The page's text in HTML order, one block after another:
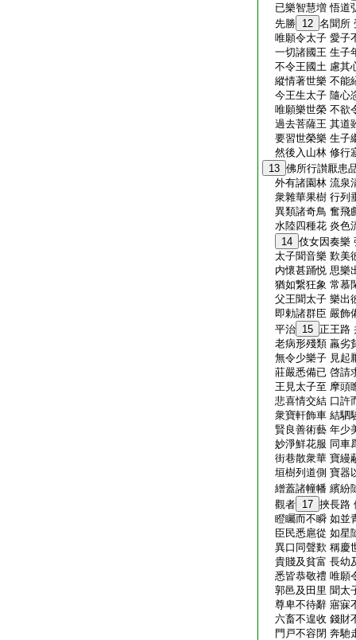
已樂智慧増 悟道
先勝 12 名聞所
唯願令太子 愛子
一切諸國王 生子
不令王國土 慮其
縱情著世樂 不能
今王生太子 隨心
唯願樂世榮 不欲
過去菩薩王 其道
要習世榮樂 生子
然後入山林 修行
13 佛所行讃厭患
外有諸園林 流泉
衆雜華果樹 行列
異類諸奇鳥 奮飛
水陸四種花 炎色
14 伎女因奏樂
太子聞音樂 歎美
内懷甚踊悦 思樂
猶如繋狂象 常慕
父王聞太子 樂出
即勅諸群臣 嚴飾
平治 15 正王路
老病形殘類 羸劣
無令少樂子 見起
莊嚴悉備已 啓請
王見太子至 摩頭
悲喜情交結 口許
衆寶軒飾車 結駟
賢良善術藝 年少
妙淨鮮花服 同車
街巷散衆華 寶縵
垣樹列道側 寶器
繒蓋諸幢幡 繽紛
觀者 17 挾長路
瞪矚而不瞬 如並
臣民悉扈從 如星
異口同聲歎 稱慶
貴賤及貧富 長幼
悉皆恭敬禮 唯願
郭邑及田里 聞太
尊卑不待辭 寤寐
六畜不遑收 錢財
門戸不容閉 奔馳